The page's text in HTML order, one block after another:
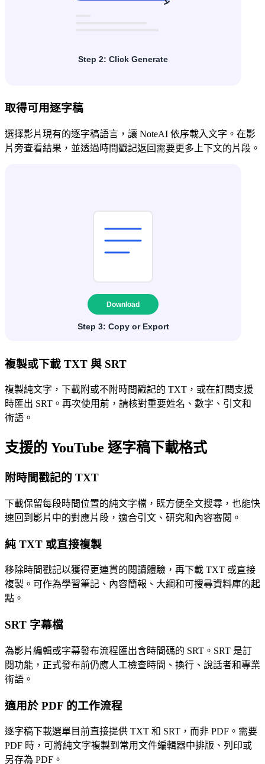
取得可用逐字稿
選擇影片現有的逐字稿語言，讓 NoteAI 依序載入文字。在影
片旁查看結果，並透過時間戳記返回需要更多上下文的片段。
複製或下載 TXT 與 SRT
複製純文字，下載附或不附時間戳記的 TXT，或在訂閱支援
時匯出 SRT。再次使用前，請核對重要姓名、數字、引文和
術語。
支援的 YouTube 逐字稿下載格式
附時間戳記的 TXT
下載保留每段時間位置的純文字檔，既方便全文搜尋，也能快
速回到影片中的對應片段，適合引文、研究和內容審閱。
純 TXT 或直接複製
移除時間戳記以獲得更連貫的閱讀體驗，再下載 TXT 或直接
複製。可作為學習筆記、內容簡報、大綱和可搜尋資料庫的起
點。
SRT 字幕檔
為影片編輯或字幕發布流程匯出含時間碼的 SRT。SRT 是訂
閱功能，正式發布前仍應人工檢查時間、換行、說話者和專業
術語。
適用於 PDF 的工作流程
逐字稿下載選單目前直接提供 TXT 和 SRT，而非 PDF。需要
PDF 時，可將純文字複製到常用文件編輯器中排版、列印或
另存為 PDF。